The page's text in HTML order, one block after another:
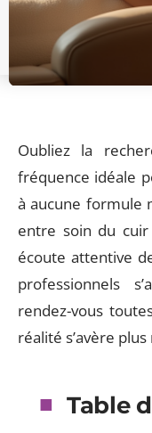
Oubliez la
fréquence idéale
à aucune formule
entre soin du
écoute attentive
professionnels
rendez-vous
réalité s’avère
Table